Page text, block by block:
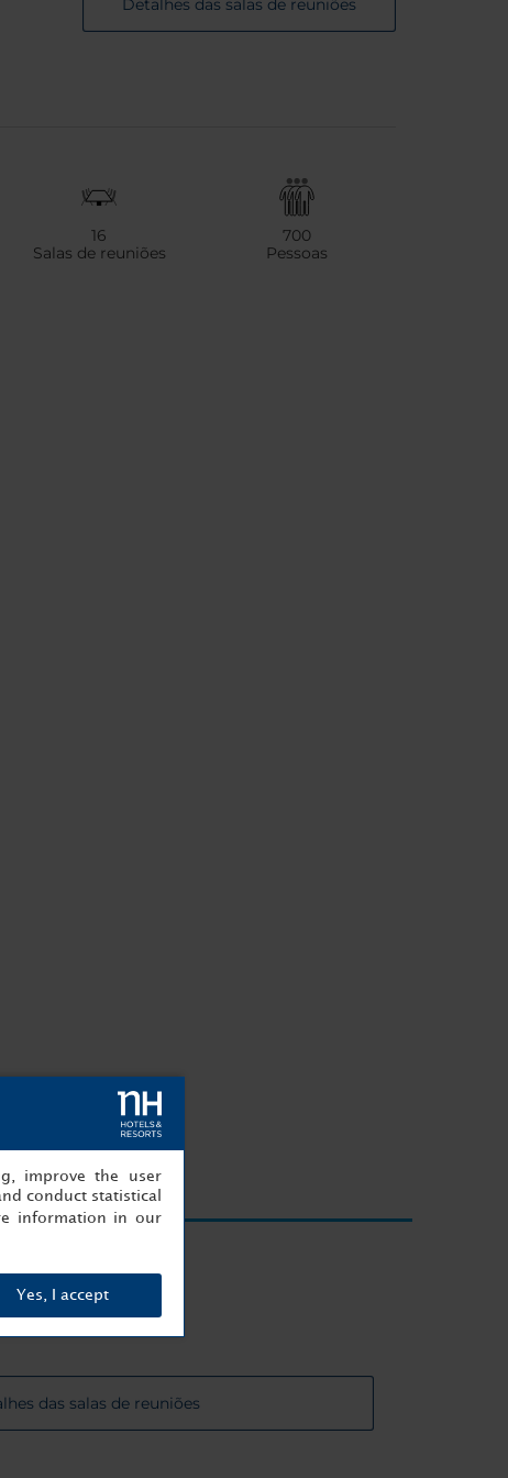
Detalhes das salas de reuniões
16
Salas de reuniões
700
Pessoas
distância
das salas de reuniões
improve the user
conduct statistical
information in our
Yes, I accept